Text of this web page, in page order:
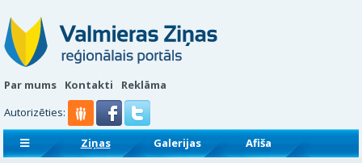
Par mums Kontakti
Reklāma
Autorizēties:
Ziņas Galerijas
Afiša